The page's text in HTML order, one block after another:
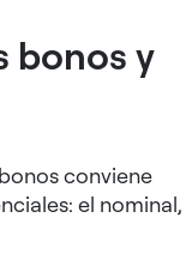
bonos y
conviene
el nominal,